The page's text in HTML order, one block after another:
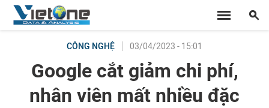
CÔNG NGHỆ 03/04/2023 - 15:01
Google cắt giảm chi phí,
nhân viên mất nhiều đặc